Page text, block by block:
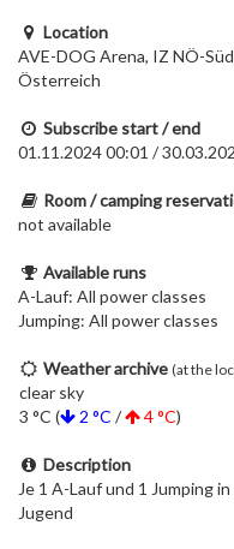
Location
AVE-DOG Arena, IZ NÖ-
Österreich
Subscribe start / end
01.11.2024 00:01 /
Room / camping
not available
Available runs
A-Lauf: All power classes
Jumping: All power classes
Weather archive (at the
clear sky
3 °C (
2 °C / 4 °C)
Description
Je 1 A-Lauf und 1 Jumping
Jugend